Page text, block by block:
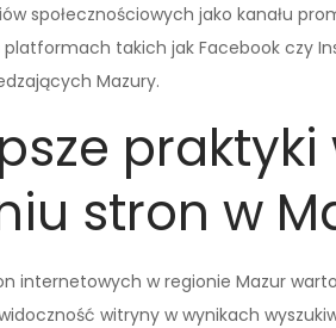
społecznościowych jako kanału
takich jak Facebook czy
Mazury.
praktyki
stron w
internetowych w regionie Mazur
witryny w wynikach